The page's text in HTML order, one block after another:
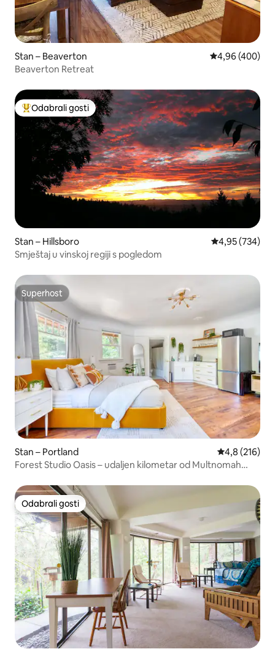
Stan – Beaverton Prosječna
4,96 (400)
Beaverton Retreat
Među najviše rangiranima s oznakom „Odabrali gosti”
Odabrali gosti
Stan – Hillsboro Prosječna
4,95 (734)
Smještaj u vinskoj regiji s pogledom
Superhost
Superhost
Stan – Portland Prosječna
4,8 (216)
Forest Studio Oasis – udaljen kilometar od Multnomah
Odabrali gosti
Odabrali gosti